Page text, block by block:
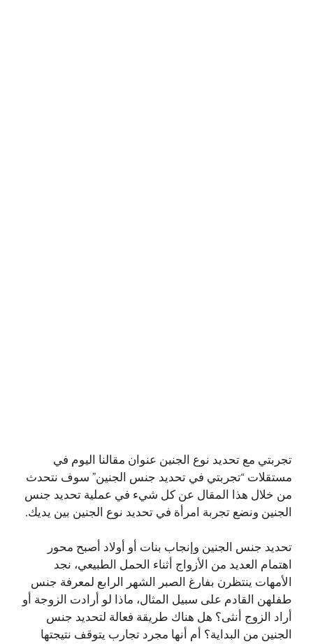
تجربتي مع تحديد نوع الجنين عنوان مقالنا اليوم في
مستقلات “تجربتي في تحديد جنس الجنين” سوف نتحدث
من خلال هذا المقال عن كل شيء في عملية تحديد جنس
الجنين ونضع تجربة امرأة في تحديد نوع الجنين بين يديك.
تحديد جنس الجنين وإنجاب بنات أو أولاد أصبح محور
اهتمام العديد من الأزواج أثناء الحمل الطبيعي، نجد
الأمهات ينتظرن بفارغ الصبر الشهر الرابع لمعرفة جنس
طفلهن القادم على سبيل المثال، ماذا لو أرادت الزوجة أو
أراد الزوج أنثى؟ هل هناك طريقة فعالة لتحديد جنس
الجنين من البداية؟ أم أنها مجرد تجارب يتوقف نتيجتها